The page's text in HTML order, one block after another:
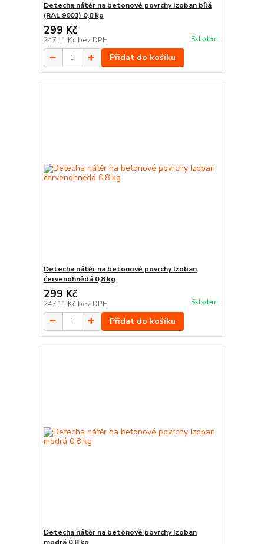
Detecha nátěr na betonové povrchy Izoban bílá
(RAL 9003) 0,8 kg
299 Kč
247,11 Kč bez DPH Skladem
Přidat do košíku
Detecha nátěr na betonové povrchy Izoban
červenohnědá 0,8 kg
299 Kč
247,11 Kč bez DPH Skladem
Přidat do košíku
Detecha nátěr na betonové povrchy Izoban